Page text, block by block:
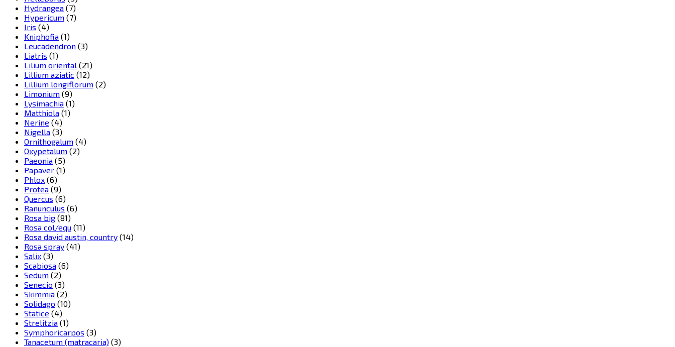
Hydrangea (7)
Hypericum (7)
Iris (4)
Kniphofia (1)
Leucadendron (3)
Liatris (1)
Lilium oriental (21)
Lillium aziatic (12)
Lillium longiflorum (2)
Limonium (9)
Lysimachia (1)
Matthiola (1)
Nerine (4)
Nigella (3)
Ornithogalum (4)
Oxypetalum (2)
Paeonia (5)
Papaver (1)
Phlox (6)
Protea (9)
Quercus (6)
Ranunculus (6)
Rosa big (81)
Rosa col/equ (11)
Rosa david austin, country (14)
Rosa spray (41)
Salix (3)
Scabiosa (6)
Sedum (2)
Senecio (3)
Skimmia (2)
Solidago (10)
Statice (4)
Strelitzia (1)
Symphoricarpos (3)
Tanacetum (matracaria) (3)